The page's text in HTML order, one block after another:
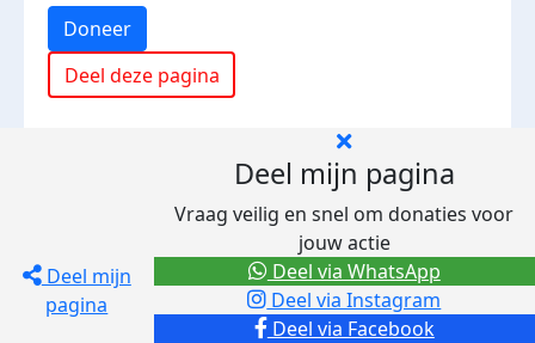
Doneer
Deel deze pagina
Deel mijn
pagina
Deel mijn pagina
Vraag veilig en snel om donaties voor
jouw actie
Deel via Facebook
Deel via Instagram
Deel via WhatsApp